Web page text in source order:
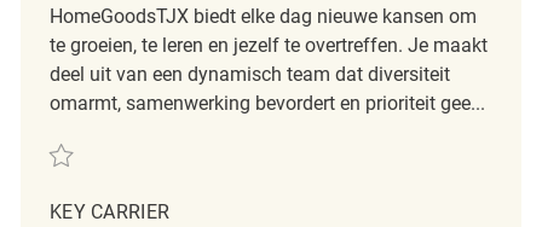
HomeGoodsTJX biedt elke dag nieuwe kansen om
te groeien, te leren en jezelf te overtreffen. Je maakt
deel uit van een dynamisch team dat diversiteit
omarmt, samenwerking bevordert en prioriteit gee...
Redden Key Carrier REQ137183
KEY CARRIER